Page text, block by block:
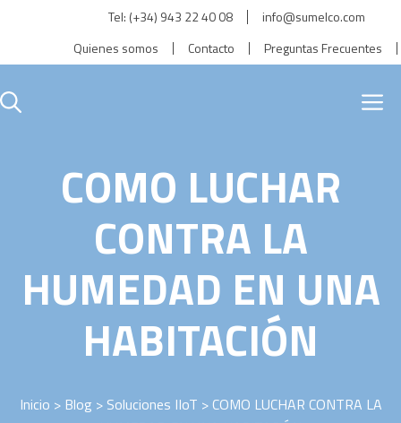
Tel: (+34) 943 22 40 08
info@sumelco.com
Quienes somos
Contacto Preguntas Frecuentes
COMO LUCHAR
CONTRA LA
HUMEDAD EN UNA
HABITACIÓN
Inicio > Blog > Soluciones IIoT > COMO LUCHAR CONTRA LA